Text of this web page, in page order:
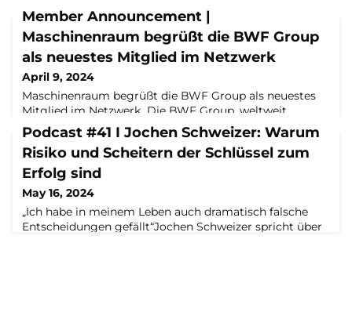
Member Announcement |
Maschinenraum begrüßt die BWF Group
als neuestes Mitglied im Netzwerk
April 9, 2024
Maschinenraum begrüßt die BWF Group als neuestes
Mitglied im Netzwerk Die BWF Group, weltweit
anerkannter Technologieführer in den Bereichen
Industriefilter, Wollfilz, technischer Nadelfilz und
Kunststoffprofile, tritt dem Innovationsnetzwerk
Maschinenraum bei.Unter dem Credo „Regional
verwurzelt, weltweit führend.“ zeichnet sich die BWF
Group als führender Hersteller in den Bereichen textile
Fil
Podcast #41 I Jochen Schweizer: Warum
Risiko und Scheitern der Schlüssel zum
Erfolg sind
May 16, 2024
„Ich habe in meinem Leben auch dramatisch falsche
Entscheidungen gefällt“Jochen Schweizer spricht über